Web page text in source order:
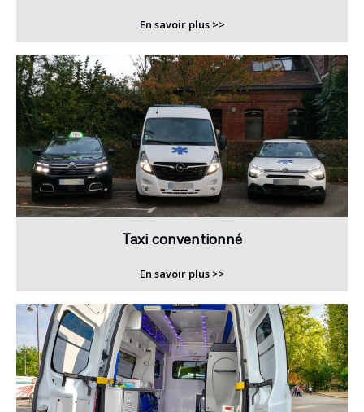
En savoir plus >>
Taxi conventionné
En savoir plus >>